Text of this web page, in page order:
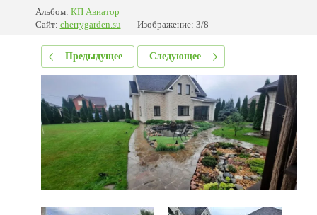
Альбом: КП Авиатор
Сайт: cherrygarden.su Изображение: 3/8
Предыдущее Следующее